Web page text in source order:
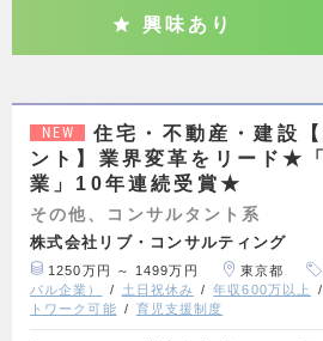
興味あり
NEW
住宅・不動産・建設
ント】業界変革をリード★
業」10年連続受賞★
その他、コンサルタント系
株式会社リブ・コンサルティング
1250万円 ～ 1499万円 東京都
バル企業）
土日祝休み 年収600万以上
トワーク可能
育児支援制度